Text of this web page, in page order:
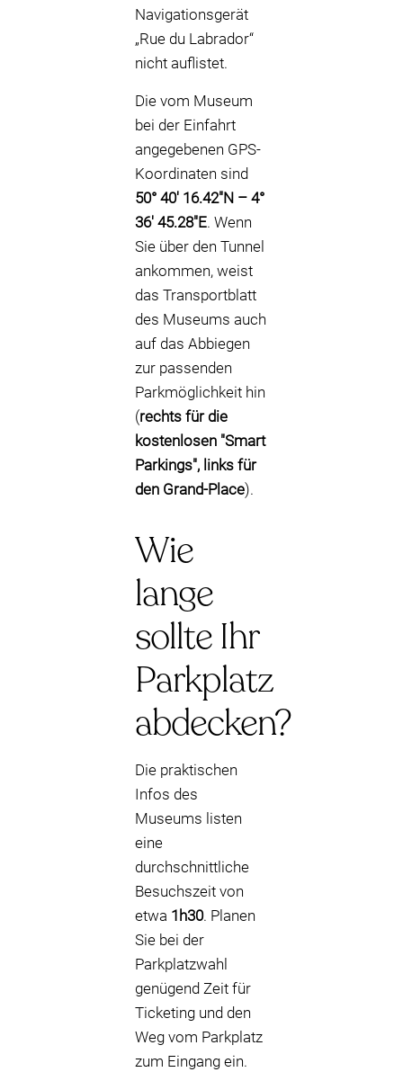
Navigationsgerät
„Rue du Labrador“
nicht auflistet.
Die vom Museum
bei der Einfahrt
angegebenen GPS-
Koordinaten sind
50° 40′ 16.42″N – 4°
36′ 45.28″E. Wenn
Sie über den Tunnel
ankommen, weist
das Transportblatt
des Museums auch
auf das Abbiegen
zur passenden
Parkmöglichkeit hin
(rechts für die
kostenlosen "Smart
Parkings", links für
den Grand-Place).
Wie
lange
sollte Ihr
Parkplatz
abdecken?
Die praktischen
Infos des
Museums listen
eine
durchschnittliche
Besuchszeit von
etwa 1h30. Planen
Sie bei der
Parkplatzwahl
genügend Zeit für
Ticketing und den
Weg vom Parkplatz
zum Eingang ein.